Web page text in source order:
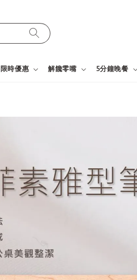
限時優惠 解饞零嘴 5分鐘晚餐